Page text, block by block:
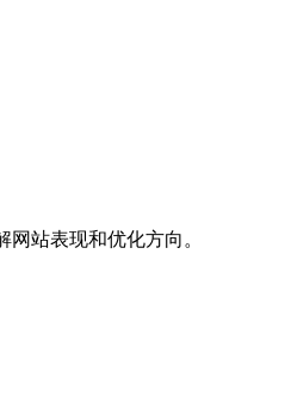
站表现和优化方向。